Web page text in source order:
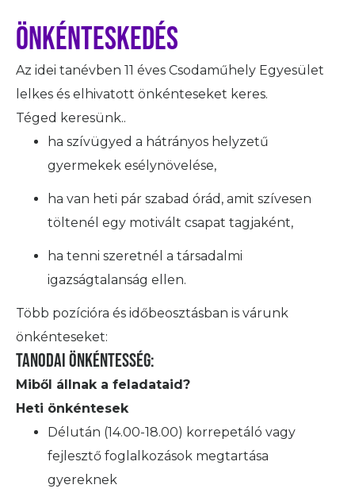
Önkénteskedés
Az idei tanévben 11 éves Csodaműhely Egyesület
lelkes és elhivatott önkénteseket keres.
Téged keresünk..
ha szívügyed a hátrányos helyzetű
gyermekek esélynövelése,
ha van heti pár szabad órád, amit szívesen
töltenél egy motivált csapat tagjaként,
ha tenni szeretnél a társadalmi
igazságtalanság ellen.
Több pozícióra és időbeosztásban is várunk
önkénteseket:
Tanodai önkéntesség:
Miből állnak a feladataid?
Heti önkéntesek
Délután (14.00-18.00) korrepetáló vagy
fejlesztő foglalkozások megtartása
gyereknek